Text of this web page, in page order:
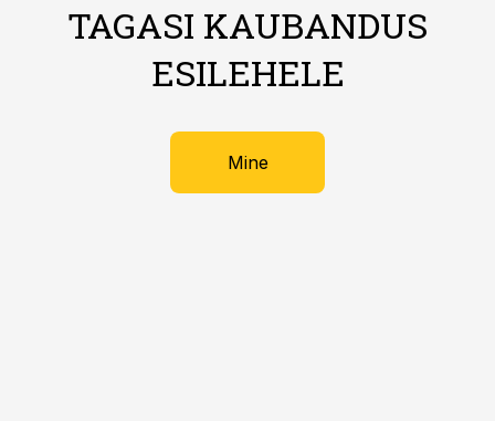
TAGASI KAUBANDUS
ESILEHELE
Mine